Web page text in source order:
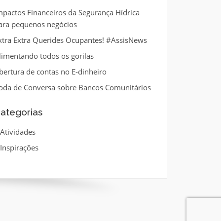
Financeiros da Segurança Hídrica
pequenos negócios
Extra Querides Ocupantes! #AssisNews
todos os gorilas
de contas no E-dinheiro
de Conversa sobre Bancos Comunitários
Atividades
Inspirações